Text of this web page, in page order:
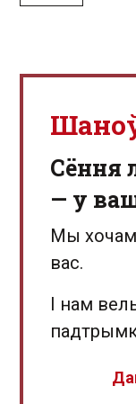
Сёння
— у
Мы хочам
вас.
І нам